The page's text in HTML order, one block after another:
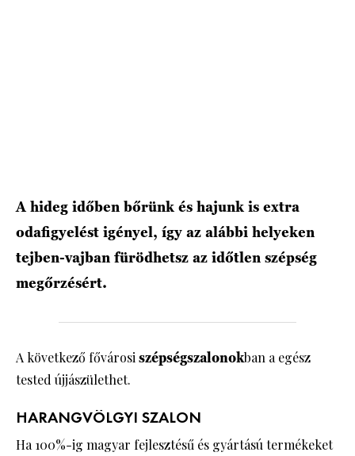
A hideg időben bőrünk és hajunk is extra
odafigyelést igényel, így az alábbi helyeken
tejben-vajban fürödhetsz az időtlen szépség
megőrzésért.
A következő fővárosi szépségszalonokban a egész
tested újjászülethet.
HARANGVÖLGYI SZALON
Ha 100%-ig magyar fejlesztésű és gyártású termékeket